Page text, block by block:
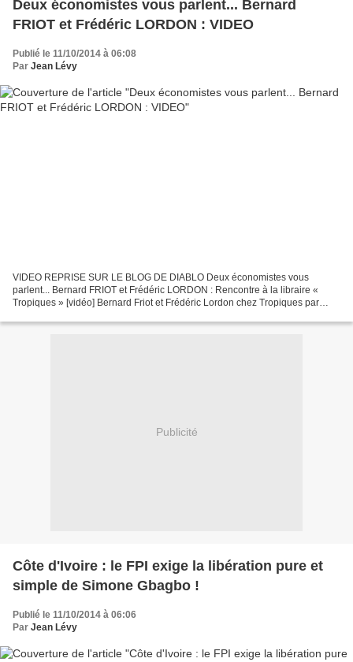
Deux économistes vous parlent... Bernard
FRIOT et Frédéric LORDON : VIDEO
Publié le 11/10/2014 à 06:08
Par Jean Lévy
VIDEO REPRISE SUR LE BLOG DE DIABLO Deux économistes vous
parlent... Bernard FRIOT et Frédéric LORDON : Rencontre à la libraire «
Tropiques » [vidéo] Bernard Friot et Frédéric Lordon chez Tropiques par
Publicité
Côte d'Ivoire : le FPI exige la libération pure et
simple de Simone Gbagbo !
Publié le 11/10/2014 à 06:06
Par Jean Lévy